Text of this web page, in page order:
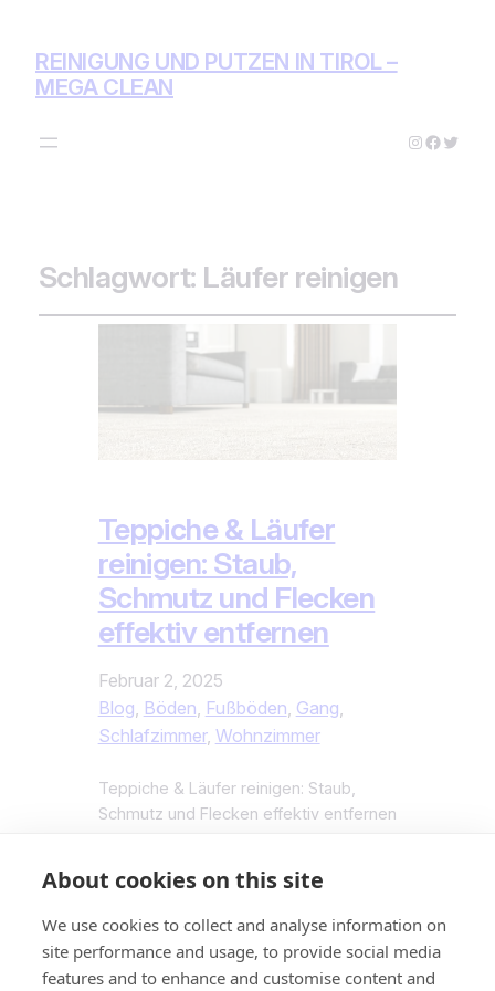
REINIGUNG UND PUTZEN IN TIROL –
MEGA CLEAN
Instagram
Twitter
Schlagwort: Läufer reinigen
Teppiche & Läufer
reinigen: Staub,
Schmutz und Flecken
effektiv entfernen
Februar 2, 2025
Blog, Böden, Fußböden, Gang
Schlafzimmer, Wohnzimmer
Teppiche & Läufer reinigen: Staub,
Schmutz und Flecken effektiv entfernen
Berlin. Unser erfahrenes Team erfüllt
Ihre spezifischen Anforderungen. Ob
allgemeine Wohnungsreinigung,
gründliche Reinigung oder
About cookies on this site
We use cookies to collect and analyse information on
site performance and usage, to provide social media
features and to enhance and customise content and